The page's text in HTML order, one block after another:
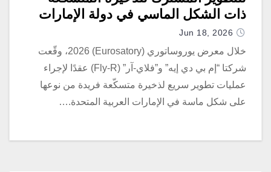
ذات الشكل الماسي في دولة الإمارات
العربية المتحدة
Jun 18, 2026
خلال معرض يوروساتوري (Eurosatory) 2026، وقّعت
شركتا “إم بي دي إيه” و”فلاي-آر” (Fly-R) عقدًا لإجراء
عمليات تطوير سريع لذخيرة متسكّعة فريدة من نوعها
على شكل ماسة في الإمارات العربية المتحدة.…